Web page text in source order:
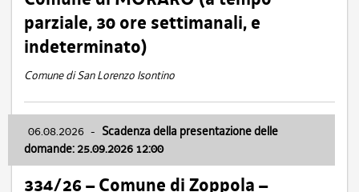
parziale, 30 ore settimanali, e
indeterminato)
Comune di San Lorenzo Isontino
06.08.2026 - Scadenza della presentazione delle
domande: 25.09.2026 12:00
334/26 – Comune di Zoppola –